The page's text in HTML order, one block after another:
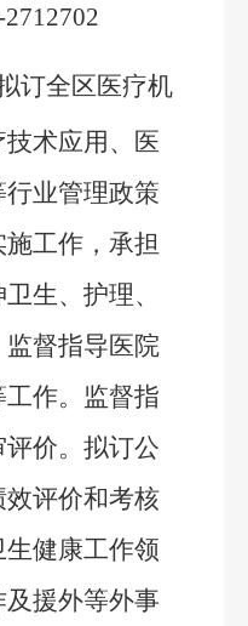
订全区医疗机
术应用、医
业管理政策
工作，承担
生、护理、
监督指导医院
作。监督指
价。拟订公
评价和考核
健康工作领
援外等外事